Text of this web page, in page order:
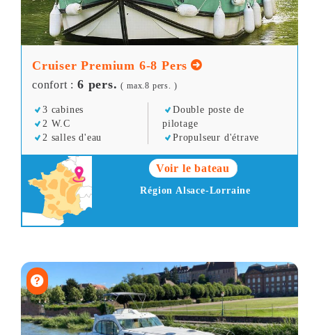
Cruiser Premium 6-8 Pers
confort : 6 pers. ( max.8 pers. )
3 cabines
2 W.C
2 salles d'eau
Double poste de
pilotage
Propulseur d'étrave
Voir le bateau
Région Alsace-Lorraine